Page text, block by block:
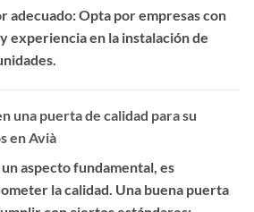
adecuado: Opta por empresas con
experiencia en la instalación de
una puerta de calidad para su
en Avià
aspecto fundamental, es
la calidad. Una buena puerta